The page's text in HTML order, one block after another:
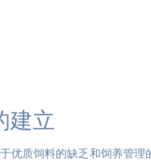
建立
优质饲料的缺乏和饲养管